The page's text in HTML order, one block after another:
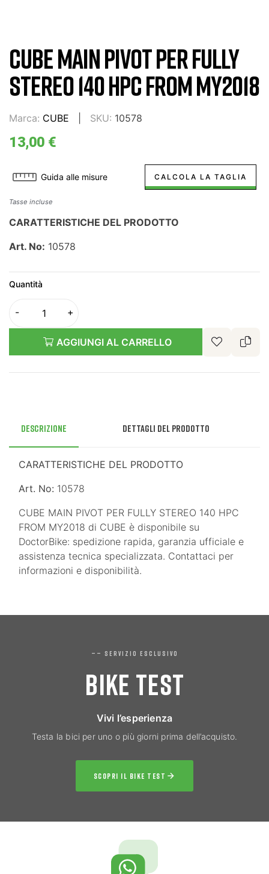
CUBE MAIN PIVOT PER FULLY
STEREO 140 HPC FROM MY2018
Marca: CUBE SKU: 10578
13,00 €
Guida alle misure CALCOLA LA TAGLIA
Tasse incluse
CARATTERISTICHE DEL PRODOTTO
Art. No: 10578
Quantità
AGGIUNGI AL CARRELLO
Descrizione Dettagli del prodotto
CARATTERISTICHE DEL PRODOTTO
Art. No: 10578
CUBE MAIN PIVOT PER FULLY STEREO 140 HPC
FROM MY2018 di CUBE è disponibile su
DoctorBike: spedizione rapida, garanzia ufficiale e
assistenza tecnica specializzata. Contattaci per
informazioni e disponibilità.
—— SERVIZIO ESCLUSIVO
BIKE TEST
Vivi l’esperienza
Testa la bici per uno o più giorni prima dell’acquisto.
SCOPRI IL BIKE TEST